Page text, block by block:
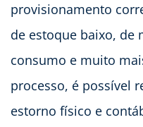
provisionamento
de estoque baixo, de
consumo e muito
processo, é possível
estorno físico e